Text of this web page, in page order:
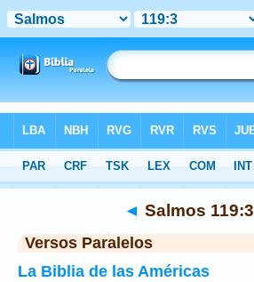
>Salmos Capítulo 119 > Verso 3
◄ Salmos 119:3
Versos Paralelos
La Biblia de las Américas